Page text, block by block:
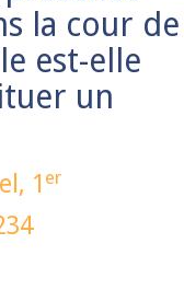
la cour de
est-elle
un
1 er